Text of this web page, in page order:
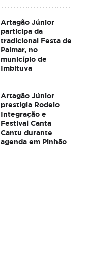
Artagão Júnior
participa da
tradicional Festa de
Palmar, no
município de
Imbituva
Artagão Júnior
prestigia Rodeio
Integração e
Festival Canta
Cantu durante
agenda em Pinhão